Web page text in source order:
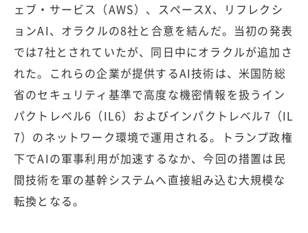
ェブ・サービス（AWS）、スペースX、リフレクシ
ョンAI、オラクルの8社と合意を結んだ。当初の発表
では7社とされていたが、同日中にオラクルが追加さ
れた。これらの企業が提供するAI技術は、米国防総
省のセキュリティ基準で高度な機密情報を扱うイン
パクトレベル6（IL6）およびインパクトレベル7（IL
7）のネットワーク環境で運用される。トランプ政権
下でAIの軍事利用が加速するなか、今回の措置は民
間技術を軍の基幹システムへ直接組み込む大規模な
転換となる。